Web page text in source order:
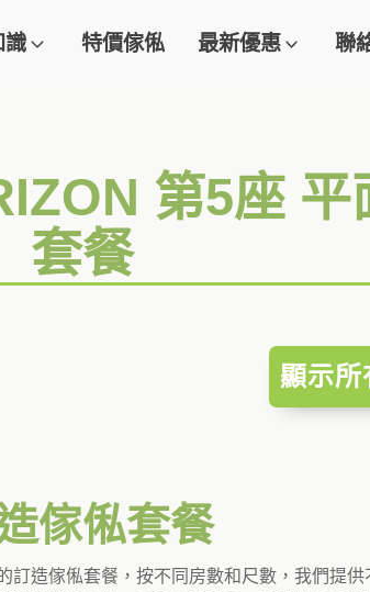
識 特價傢俬 最新優惠 聯
第5座 平
套餐
顯示
傢俬套餐
造傢俬套餐，按不同房數和尺數，我們提